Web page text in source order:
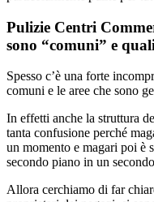
Pulizie Centri
sono “comuni” e
Spesso c’è una forte
comuni e le aree che sono
In effetti anche la struttura
tanta confusione perché
un momento e magari poi è
secondo piano in un
Allora cerchiamo di far